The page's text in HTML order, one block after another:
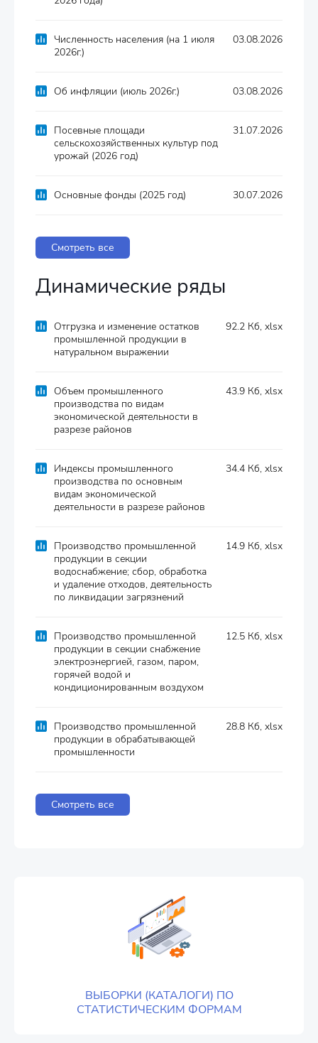
Численность населения (на 1 июля
2026г.)
03.08.2026
Об инфляции (июль 2026г.) 03.08.2026
Посевные площади
сельскохозяйственных культур под
урожай (2026 год)
31.07.2026
Основные фонды (2025 год) 30.07.2026
Смотреть все
Динамические ряды
Отгрузка и изменение остатков
промышленной продукции в
натуральном выражении
92.2 Кб, xlsx
Объем промышленного
производства по видам
экономической деятельности в
разрезе районов
43.9 Кб, xlsx
Индексы промышленного
производства по основным
видам экономической
деятельности в разрезе районов
34.4 Кб, xlsx
Производство промышленной
продукции в секции
водоснабжение; сбор, обработка
и удаление отходов, деятельность
по ликвидации загрязнений
14.9 Кб, xlsx
Производство промышленной
продукции в секции снабжение
электроэнергией, газом, паром,
горячей водой и
кондиционированным воздухом
12.5 Кб, xlsx
Производство промышленной
продукции в обрабатывающей
промышленности
28.8 Кб, xlsx
Смотреть все
ВЫБОРКИ (КАТАЛОГИ) ПО
СТАТИСТИЧЕСКИМ ФОРМАМ